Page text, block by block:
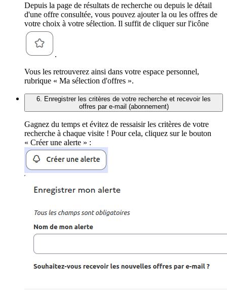
Depuis la page de résultats de recherche ou depuis le détail
d'une offre consultée, vous pouvez ajouter la ou les offres de
votre choix à votre sélection. Il suffit de cliquer sur l'icône
.
Vous les retrouverez ainsi dans votre espace personnel,
rubrique « Ma sélection d'offres ».
6. Enregistrer les critères de votre recherche et recevoir les
offres par e-mail (abonnement)
Gagnez du temps et évitez de ressaisir les critères de votre
recherche à chaque visite ! Pour cela, cliquez sur le bouton
« Créer une alerte » :